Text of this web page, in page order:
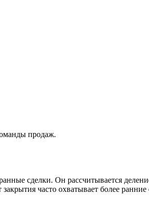
продаж.
сделки. Он рассчитывается
часто охватывает более